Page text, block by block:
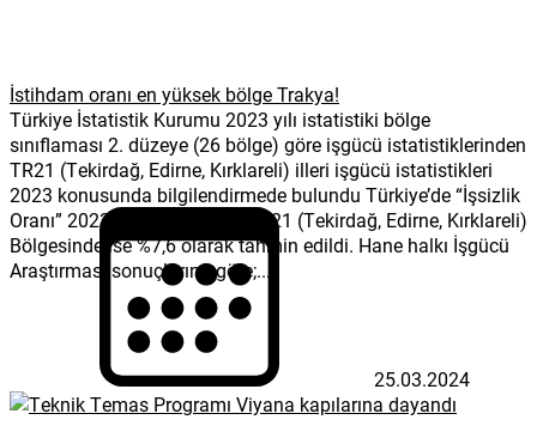
İstihdam oranı en yüksek bölge Trakya!
Türkiye İstatistik Kurumu 2023 yılı istatistiki bölge
sınıflaması 2. düzeye (26 bölge) göre işgücü istatistiklerinden
TR21 (Tekirdağ, Edirne, Kırklareli) illeri işgücü istatistikleri
2023 konusunda bilgilendirmede bulundu Türkiye’de “İşsizlik
Oranı” 2023 yılı için %9,4 ve TR21 (Tekirdağ, Edirne, Kırklareli)
Bölgesinde ise %7,6 olarak tahmin edildi. Hane halkı İşgücü
Araştırması sonuçlarına göre;...
25.03.2024